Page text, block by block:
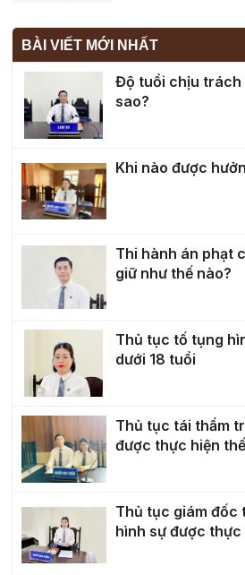
BÀI VIẾT MỚI NHẤT
Độ tuổi chịu trách
sao?
Khi nào được
Thi hành án phạt
giữ như thế nào?
Thủ tục tố tụng
dưới 18 tuổi
Thủ tục tái thẩm
được thực hiện
Thủ tục giám đốc
hình sự được thực